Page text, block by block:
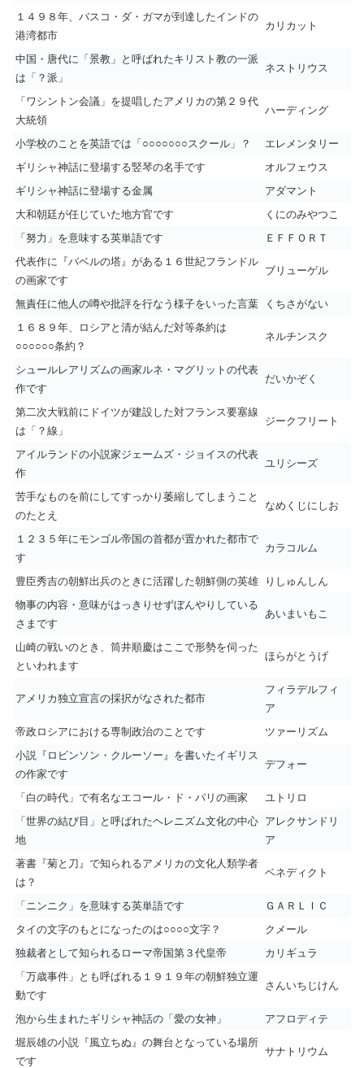
１４９８年、バスコ・ダ・ガマが到達したインドの
港湾都市
カリカット
中国・唐代に「景教」と呼ばれたキリスト教の一派
は「？派」
ネストリウス
「ワシントン会議」を提唱したアメリカの第２９代
大統領
ハーディング
小学校のことを英語では「○○○○○○○スクール」？
エレメンタリー
ギリシャ神話に登場する竪琴の名手です
オルフェウス
ギリシャ神話に登場する金属
アダマント
大和朝廷が任じていた地方官です
くにのみやつこ
「努力」を意味する英単語です
ＥＦＦＯＲＴ
代表作に『バベルの塔』がある１６世紀フランドル
の画家です
ブリューゲル
無責任に他人の噂や批評を行なう様子をいった言葉
くちさがない
１６８９年、ロシアと清が結んだ対等条約は
○○○○○○条約？
ネルチンスク
シュールレアリズムの画家ルネ・マグリットの代表
作です
だいかぞく
第二次大戦前にドイツが建設した対フランス要塞線
は「？線」
ジークフリート
アイルランドの小説家ジェームズ・ジョイスの代表
作
ユリシーズ
苦手なものを前にしてすっかり萎縮してしまうこと
のたとえ
なめくじにしお
１２３５年にモンゴル帝国の首都が置かれた都市で
す
カラコルム
豊臣秀吉の朝鮮出兵のときに活躍した朝鮮側の英雄
りしゅんしん
物事の内容・意味がはっきりせずぼんやりしている
さまです
あいまいもこ
山崎の戦いのとき、筒井順慶はここで形勢を伺った
といわれます
ほらがとうげ
アメリカ独立宣言の採択がなされた都市
フィラデルフィ
ア
帝政ロシアにおける専制政治のことです
ツァーリズム
小説『ロビンソン・クルーソー』を書いたイギリス
の作家です
デフォー
「白の時代」で有名なエコール・ド・パリの画家
ユトリロ
「世界の結び目」と呼ばれたヘレニズム文化の中心
地
アレクサンドリ
ア
著書『菊と刀』で知られるアメリカの文化人類学者
は？
ベネディクト
「ニンニク」を意味する英単語です
ＧＡＲＬＩＣ
タイの文字のもとになったのは○○○○文字？
クメール
独裁者として知られるローマ帝国第３代皇帝
カリギュラ
「万歳事件」とも呼ばれる１９１９年の朝鮮独立運
動です
さんいちじけん
泡から生まれたギリシャ神話の「愛の女神」
アフロディテ
堀辰雄の小説『風立ちぬ』の舞台となっている場所
です
サナトリウム